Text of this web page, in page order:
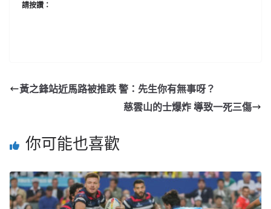
請按讚：
黃之鋒站近馬路被推跌 警：先生你有無事呀？
慈雲山的士爆炸 導致一死三傷
你可能也喜歡